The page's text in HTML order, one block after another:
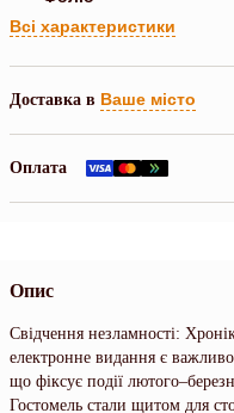
Всі характеристики
Доставка в Ваше місто
Оплата
Опис
Свідчення незламності:
електронне видання є
що фіксує події
Гостомель стали щитом для